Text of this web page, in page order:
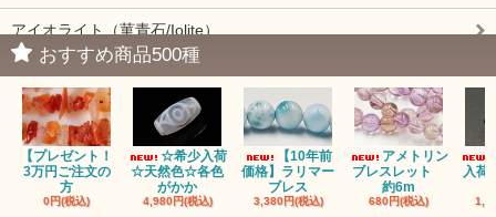
アイオライト（菫青石/Iolite）
アイドクレーズ（Idocrase）（別名ベスビアナイト）
アクアマリン（藍玉/藍柱石/Aquamarine）
アクチノライトインクォーツ（Actinolite/緑閃石）
赤瑪瑙（レッドアゲート/カーネリアン）
おすすめ商品500種
【プレゼント！
3万円ご注文の
方
0円(税込)
☆希少入荷
☆天然色☆各色
がかか
4,980円(税込)
【10年前
価格】ラリマー
ブレス
3,380円(税込)
アメトリン
ブレスレット
約6m
680円(税込)
入荷